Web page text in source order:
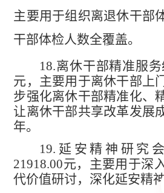
主要用于组织离退休干部
干部体检人数全覆盖。
18.离休干部精准服务
元，主要用于离休干部上
步强化离休干部精准化、
让离休干部共享改革发展
年。
19. 延安精神研究
21918.00元，主要用于深
代价值研讨，深化延安精